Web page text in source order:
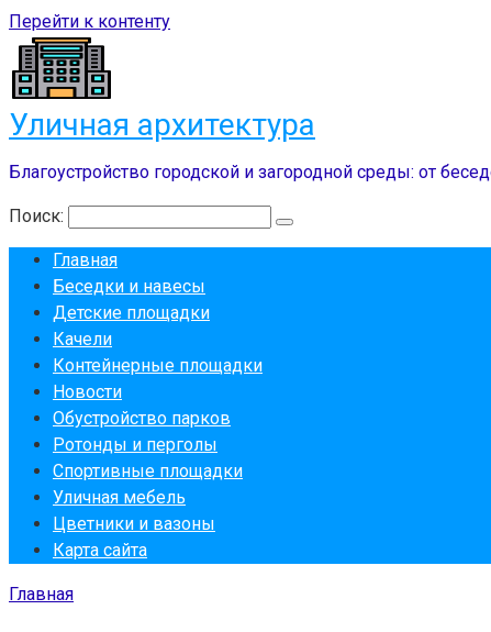
Перейти к контенту
Уличная архитектура
Благоустройство городской и загородной среды: от
Поиск:
Главная
Беседки и навесы
Детские площадки
Качели
Контейнерные площадки
Новости
Обустройство парков
Ротонды и перголы
Спортивные площадки
Уличная мебель
Цветники и вазоны
Карта сайта
Главная